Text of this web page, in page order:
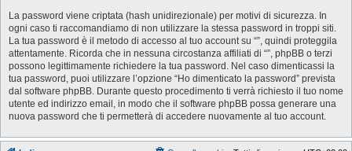
La password viene criptata (hash unidirezionale) per motivi di sicurezza. In
ogni caso ti raccomandiamo di non utilizzare la stessa password in troppi siti.
La tua password è il metodo di accesso al tuo account su “”, quindi proteggila
attentamente. Ricorda che in nessuna circostanza affiliati di “”, phpBB o terzi
possono legittimamente richiedere la tua password. Nel caso dimenticassi la
tua password, puoi utilizzare l’opzione “Ho dimenticato la password” prevista
dal software phpBB. Durante questo procedimento ti verrà richiesto il tuo nome
utente ed indirizzo email, in modo che il software phpBB possa generare una
nuova password che ti permetterà di accedere nuovamente al tuo account.